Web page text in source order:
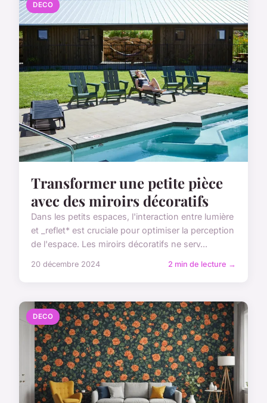
DECO
Transformer une petite pièce
avec des miroirs décoratifs
Dans les petits espaces, l'interaction entre lumière
et _reflet* est cruciale pour optimiser la perception
de l'espace. Les miroirs décoratifs ne serv...
20 décembre 2024 2 min de lecture →
DECO